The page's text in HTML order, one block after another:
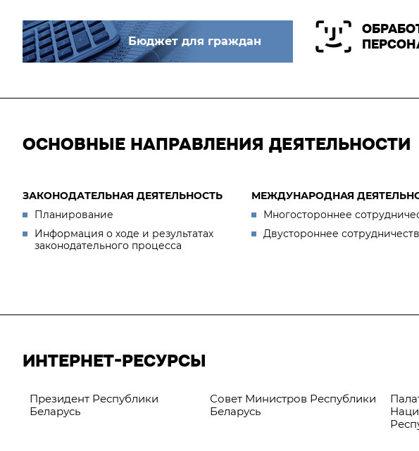
Бюджет для граждан
ОСНОВНЫЕ НАПРАВЛЕНИЯ ДЕЯТЕЛЬНОСТИ
ЗАКОНОДАТЕЛЬНАЯ ДЕЯТЕЛЬНОСТЬ
Планирование
Информация о ходе и результатах
законодательного процесса
МЕЖДУНАРОДНАЯ
Многостороннее
Двустороннее
ИНТЕРНЕТ-РЕСУРСЫ
Президент Республики
Беларусь
Совет Министров Республики
Беларусь